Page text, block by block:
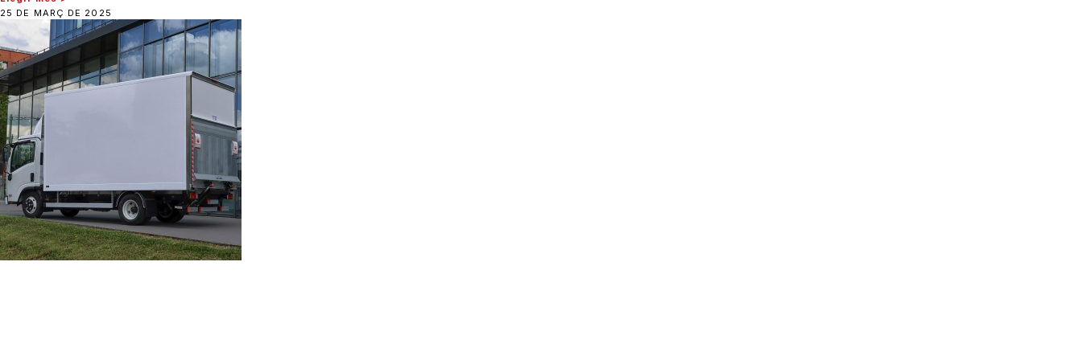
25 DE MARÇ DE 2025